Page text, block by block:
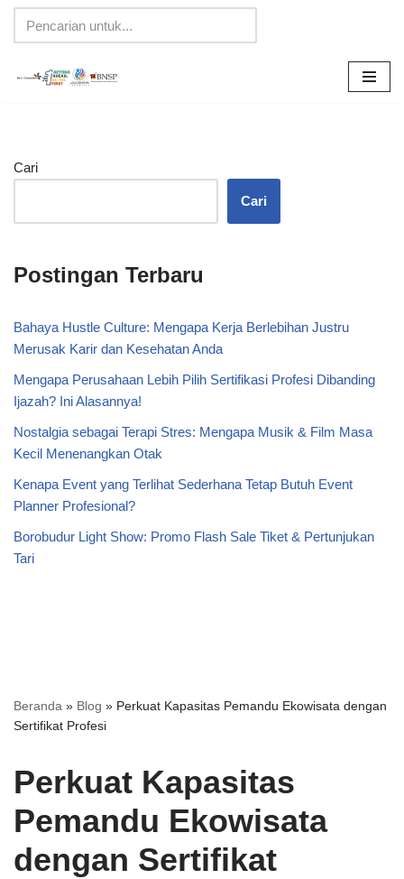
Lompat
Cari
Cari
Postingan Terbaru
Bahaya Hustle Culture: Mengapa Kerja Berlebihan Justru
Merusak Karir dan Kesehatan Anda
Mengapa Perusahaan Lebih Pilih Sertifikasi Profesi Dibanding
Ijazah? Ini Alasannya!
Nostalgia sebagai Terapi Stres: Mengapa Musik & Film Masa
Kecil Menenangkan Otak
Kenapa Event yang Terlihat Sederhana Tetap Butuh Event
Planner Profesional?
Borobudur Light Show: Promo Flash Sale Tiket & Pertunjukan
Tari
Beranda » Blog » Perkuat Kapasitas Pemandu Ekowisata dengan
Sertifikat Profesi
Perkuat Kapasitas
Pemandu Ekowisata
dengan Sertifikat